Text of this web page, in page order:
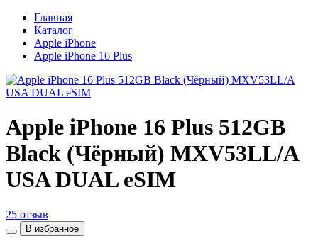
Главная
Каталог
Apple iPhone
Apple iPhone 16 Plus
Apple iPhone 16 Plus 512GB
Black (Чёрный) MXV53LL/A
USA DUAL eSIM
25 отзыв
В избранное